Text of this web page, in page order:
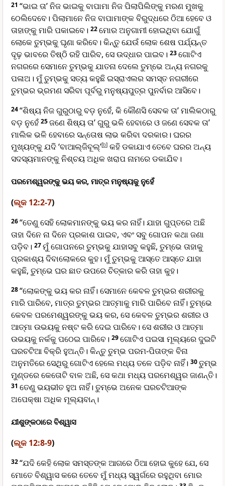
21 “ଭାଇ ତା’ ନିଜ ଭାଇକୁ ବାପାମା ନିଜ ପିଲାପିଲିଙ୍କୁ ମରଣ ମୁଖକୁ
ଠେଲିଦେବେ। ପିଲାମାନେ ନିଜ ବାପାମାଙ୍କ ବିରୁଦ୍ଧରେ ଠିଆ ହେବେ ଓ
ତାହାଙ୍କୁ ମାରି ପକାଇବେ। 22ମୋର ଅନୁଗାମୀ ହୋଇଥିବା ଯୋଗୁଁ
ଲୋକେ ତୁମ୍ଭକୁ ଘୃଣା କରିବେ। କିନ୍ତୁ ଯେଉଁ ଲୋକ ଶେଷ ପର୍ଯ୍ୟନ୍ତ
ଦୃଢ଼ ଭାବରେ ତିଷ୍ଠି ରହି ପାରିବ, ସେ ଉଦ୍ଧାର ପାଇବ। 23ଗୋଟିଏ
ନଗରରେ ସେମାନେ ତୁମ୍ଭକୁ ଯାତନା ଦେଲେ ତୁମ୍ଭେ ଅନ୍ୟ ନଗରକୁ
ପଳାଅ। ମୁଁ ତୁମ୍ଭକୁ ସତ୍ୟ କହୁଛି ଇସ୍ରାଏଲର ସମସ୍ତ ନଗରୀରେ
ତୁମ୍ଭର ଭ୍ରମଣ ସରିବା ପୂର୍ବରୁ ମନୁଷ୍ୟପୁତ୍ର ପୁନର୍ବାର ଆସିବେ।
24“ଶିଷ୍ୟ ନିଜ ଗୁରୁଠାରୁ ବଡ଼ ନୁହେଁ, କି କୌଣସି ସେବକ ତା’ ମାଲିକଠାରୁ
ବଡ଼ ନୁହେଁ25ଜଣେ ଶିଷ୍ୟ ତା’ ଗୁରୁ ଭଳି ହେବାରେ ଓ ଜଣେ ସେବକ ତା’
ମାଲିକ ଭଳି ହେବାରେ ସନ୍ତୋଷ ଲାଭ କରିବା ଦରକାର। ଘରର
ମୁଖ୍ୟଙ୍କୁ ଯଦି ‘ବାଆ‌‌‌ଲ୍‌ଜିବୂଲ୍’[b] କହି ଡକାଯାଏ ତେବେ ଘରର ଅନ୍ୟ
ସଦସ୍ୟମାନଙ୍କୁ ନିଶ୍ଚୟ ଅଧିକ ଖରାପ ନାମରେ ଡକାଯିବ।
ପରମେଶ୍ୱରଙ୍କୁ ଭୟ କର, ମାତ୍ର ମନୁଷ୍ୟକୁ ନୁହେଁ
(ଲୂକ 12:2-7)
26“ତେଣୁ ସେହି ଲୋକମାନଙ୍କୁ ଭୟ କର ନାହିଁ। ଯାହା ଗୁପ୍ତରେ ଅଛି
ତାହା ଦିନେ ନା ଦିନେ ପ୍ରକାଶ ପାଇବ, ଏବଂ ସବୁ ଗୋପନ କଥା ଜଣା
ପଡ଼ିବ। 27ମୁଁ ଗୋପନରେ ତୁମ୍ଭକୁ ଯାହାସବୁ କହୁଛି, ତୁମ୍ଭେ ତାହାକୁ
ପ୍ରକାଶ୍ୟ ଦିବାଲୋକରେ କୁହ। ମୁଁ ତୁମ୍ଭକୁ ଆସ୍ତେ ଆସ୍ତେ ଯାହା
କହୁଛି, ତୁମ୍ଭେ ଘର ଛାତ ଉପରେ ଚିତ୍କାର କରି ତାହା କୁହ।
28“ଲୋକଙ୍କୁ ଭୟ କର ନାହିଁ। ସେମାନେ କେବଳ ତୁମ୍ଭର ଶରୀରକୁ
ମାରି ପାରିବେ, ମାତ୍ର ତୁମ୍ଭର ଆତ୍ମାକୁ ମାରି ପାରିବେ ନାହିଁ। ତୁମ୍ଭେ
କେବଳ ପରମେଶ୍ୱରଙ୍କୁ ଭୟ କର, ସେ କେବଳ ତୁମ୍ଭର ଶରୀର ଓ
ଆତ୍ମା ଉଭୟକୁ ନଷ୍ଟ କରି ଦେଇ ପାରିବେ। ସେ ଶରୀର ଓ ଆତ୍ମା
ଉଭୟକୁ ନର୍କକୁ ପଠେଇ ପାରିବେ। 29ଗୋଟିଏ ପଇସା ମୂଲ୍ୟରେ ଦୁଇଟି
ଘରଚଟିଆ ବିକ୍ରି ହୁଅନ୍ତି। କିନ୍ତୁ ତୁମ୍ଭ ପରମ-ପିତାଙ୍କ ବିନା
ଅନୁମତିରେ ସେଥିରୁ ଗୋଟିଏ ହେଲେ ମଧ୍ୟ ତଳେ ପଡ଼ିବ ନାହିଁ। 30ତୁମ୍ଭ
ମୁଣ୍ଡରେ କେତୋଟି ବାଳ ଅଛି, ସେ କଥା ମଧ୍ୟ ପରମେଶ୍ୱର ଜାଣନ୍ତି।
31 ତେଣୁ ଭୟଭୀତ ହୁଅ ନାହିଁ। ତୁମ୍ଭେ ଅନେକ ଘରଚଟିଆଙ୍କ
ଅପେକ୍ଷା ଅଧିକ ମୂଲ୍ୟବାନ୍।
ଯୀଶୁଙ୍କଠାରେ ବିଶ୍ୱାସ
(ଲୂକ 12:8-9)
32“ଯଦି କେହି ଲୋକ ସମସ୍ତଙ୍କ ଆଗରେ ଠିଆ ହୋଇ କୁହେ ଯେ, ସେ
ମୋତେ ବିଶ୍ୱାସ କରେ ତେବେ ମୁଁ ମଧ୍ୟ ସ୍ୱର୍ଗରେ ରହୁଥିବା ମୋର